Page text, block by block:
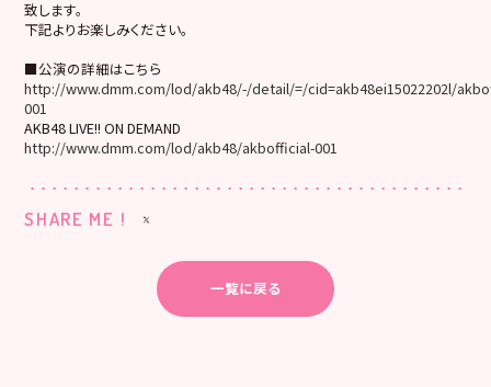
致します。
下記よりお楽しみください。
■公演の詳細はこちら
http://www.dmm.com/lod/akb48/-/detail/=/cid=akb48ei15022202l/
001
AKB48 LIVE!! ON DEMAND
http://www.dmm.com/lod/akb48/akbofficial-001
SHARE ME !
一覧に戻る